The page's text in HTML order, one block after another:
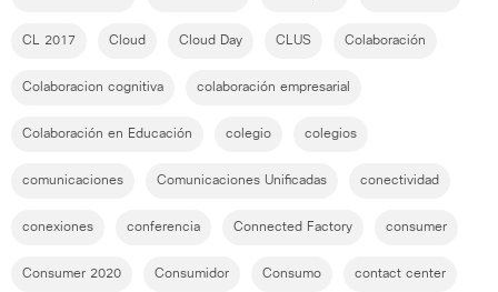
CL 2017 Cloud Cloud Day CLUS Colaboración
Colaboracion cognitiva colaboración empresarial
Colaboración en Educación colegio colegios
comunicaciones Comunicaciones Unificadas conectividad
conexiones conferencia Connected Factory consumer
Consumer 2020 Consumidor Consumo contact center